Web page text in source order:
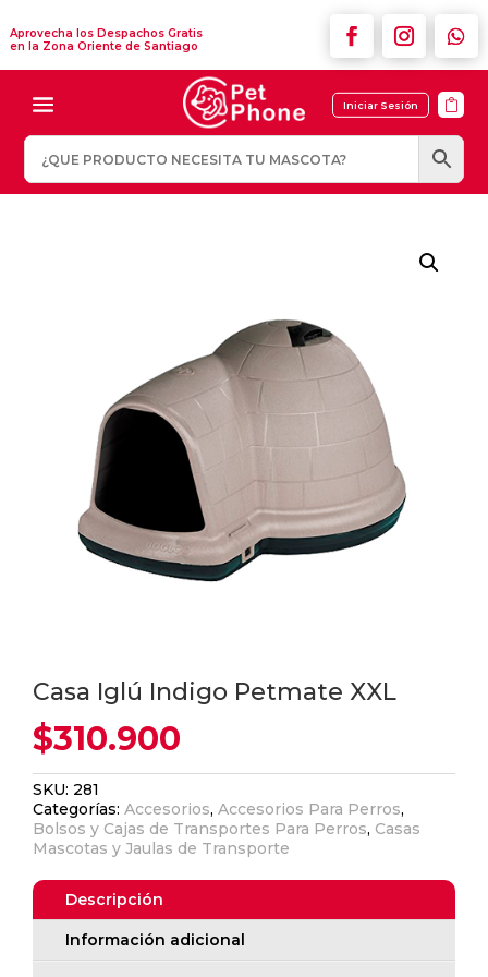
Aprovecha los Despachos Gratis
en la Zona Oriente de Santiago
Iniciar Sesión 
Casa Iglú Indigo Petmate XXL
$310.900
SKU: 281
Categorías:Accesorios,Accesorios Para Perros,
Bolsos y Cajas de Transportes Para Perros, Casas
Mascotas y Jaulas de Transporte
Descripción
Información adicional